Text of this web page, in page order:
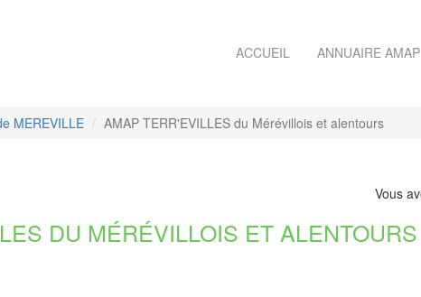
ACCUEIL ANNUAIRE AMAP
MEREVILLE AMAP TERR'EVILLES du Mérévillois et alentours
Vous
DU MÉRÉVILLOIS ET